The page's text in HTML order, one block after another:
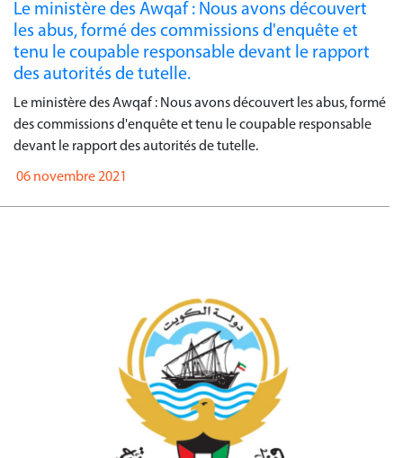
Le ministère des Awqaf : Nous avons découvert
les abus, formé des commissions d'enquête et
tenu le coupable responsable devant le rapport
des autorités de tutelle.
Le ministère des Awqaf : Nous avons découvert les abus, formé
des commissions d'enquête et tenu le coupable responsable
devant le rapport des autorités de tutelle.
06 novembre 2021